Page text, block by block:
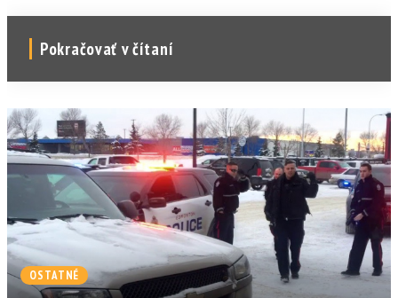
Pokračovať v čítaní
OSTATNÉ